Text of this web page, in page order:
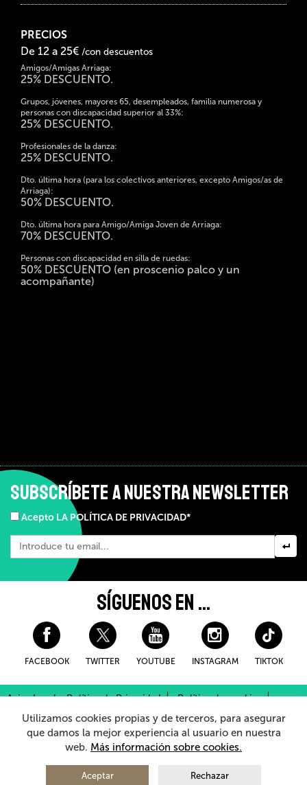
PRECIOS
De 12 a 25€ /con descuentos
Amigos/Amigas Arriaga:
25% DESCUENTO.
Grupos, jóvenes, mayores 65, desempleados, familia numerosa y
personas con discapacidad superior al 33%:
25% DESCUENTO.
Profesionales de la danza:
25% DESCUENTO.
Dto. última hora (para los colectivos anteriores, excepto Amigos/as de
Arriaga):
50% DESCUENTO.
Dto. última hora para Amigo/Amiga Joven de Arriaga:
70% DESCUENTO.
Personas con discapacidad en silla de ruedas:
50% DESCUENTO (en proscenio palco y un
acompañante)
SUBSCRÍBETE A NUESTRA NEWSLETTER
Acepto LA POLÍTICA DE PRIVACIDAD*
SÍGUENOS EN ...
FACEBOOK TWITTER YOUTUBE INSTAGRAM TIKTOK
Aviso Legal y Política de Privacidad
Política de cookies
Condiciones Generales de Compra
Sistema Interno de Información
© 2026 - Teatro Arriaga AntzokiaTodos los derechos reservados
Utilizamos cookies propias y de terceros, para asegurar
que damos la mejor experiencia al usuario en nuestra
web. Más información sobre cookies.
Aceptar Rechazar